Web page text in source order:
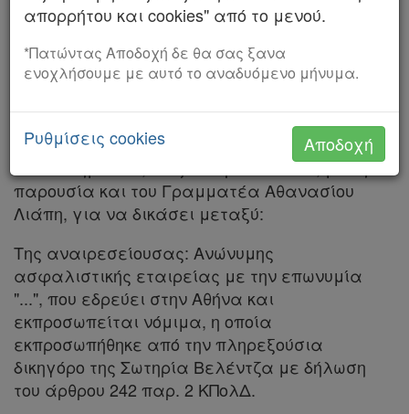
Assistant
Νομολογία
Forum
Αναζήτηση
Κ.Α.Δ.
Διακρατικές
Συμφωνίες
Ελλάδας
Πληροφορίες
Παπαχίου και της αρχαιοτέρας της
Μεσσηνιάτη - Γρυπάρη), Σταύρο Μάλαινο,
Αντιγόνη Τζελέπη, Ερασμία Λιούλη και Ζωή
Συνήλθε σε δημόσια συνεδρίαση στο
Κατάστημά του, στις 5 Απριλίου 2024, με την
παρουσία και του Γραμματέα Αθανασίου
Λιάπη, για να δικάσει μεταξύ:
Της αναιρεσείουσας: Ανώνυμης
ασφαλιστικής εταιρείας με την επωνυμία
"...", που εδρεύει στην Αθήνα και
εκπροσωπείται νόμιμα, η οποία
εκπροσωπήθηκε από την πληρεξούσια
δικηγόρο της Σωτηρία Βελέντζα με δήλωση
του άρθρου 242 παρ. 2 ΚΠολΔ.
απορρήτου και cookies" από το μενού.
*Πατώντας Αποδοχή δε θα σας ξανα
ενοχλήσουμε με αυτό το αναδυόμενο μήνυμα.
Ρυθμίσεις cookies Αποδοχή